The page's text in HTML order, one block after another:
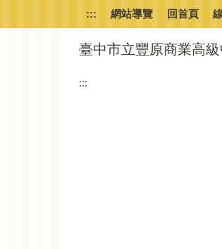
到
臺中市立豐原商業高
::: 網站導覽 回首頁
:::